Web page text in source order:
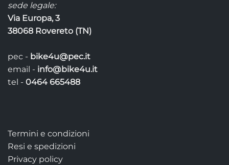
sede legale:
Via Europa, 3
38068 Rovereto (TN)
pec - bike4u@pec.it
email - info@bike4u.it
tel - 0464 665488
Termini e condizioni
Resi e spedizioni
Privacy policy